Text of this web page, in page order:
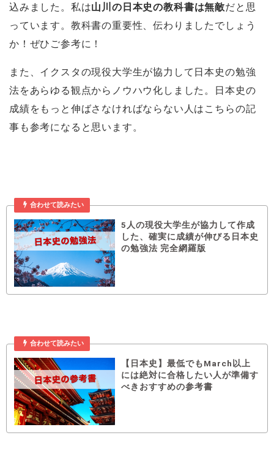
込みました。私は山川の日本史の教科書は無敵だと思
っています。教科書の重要性、伝わりましたでしょう
か！ぜひご参考に！
また、イクスタの現役大学生が協力して日本史の勉強
法をあらゆる観点からノウハウ化しました。日本史の
成績をもっと伸ばさなければならない人はこちらの記
事も参考になると思います。
合わせて読みたい
5人の現役大学生が協力して作成
した、確実に成績が伸びる日本史
の勉強法 完全網羅版
合わせて読みたい
【日本史】最低でもMarch以上
には絶対に合格したい人が準備す
べきおすすめの参考書